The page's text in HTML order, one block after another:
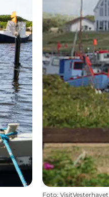
Foto: VisitVesterhavet